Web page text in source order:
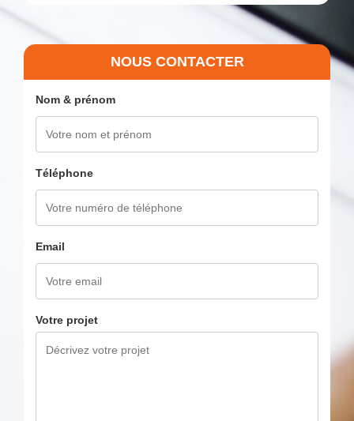
NOUS CONTACTER
Nom & prénom
Téléphone
Email
Votre projet